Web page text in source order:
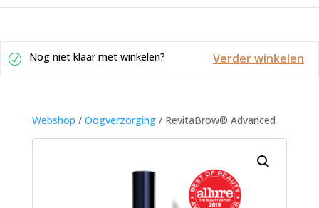
Verder winkelen
Nog niet klaar met winkelen?
Webshop / Oogverzorging/ RevitaBrow® Advanced